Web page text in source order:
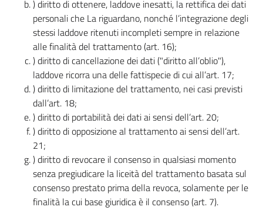
) diritto di ottenere, laddove inesatti, la rettifica dei dati
personali che La riguardano, nonché l’integrazione degli
stessi laddove ritenuti incompleti sempre in relazione
alle finalità del trattamento (art. 16);
) diritto di cancellazione dei dati ("diritto all’oblio"),
laddove ricorra una delle fattispecie di cui all’art. 17;
) diritto di limitazione del trattamento, nei casi previsti
dall’art. 18;
) diritto di portabilità dei dati ai sensi dell’art. 20;
) diritto di opposizione al trattamento ai sensi dell’art.
21;
) diritto di revocare il consenso in qualsiasi momento
senza pregiudicare la liceità del trattamento basata sul
consenso prestato prima della revoca, solamente per le
finalità la cui base giuridica è il consenso (art. 7).